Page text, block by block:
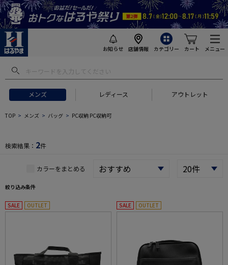
お知らせ 店舗情報 カテゴリー カート メニュー
メンズ レディース アウトレット
フトにおすすめ #セットアップ スーツ
TOP メンズ バッグ PC収納 PC収納可
検索結果： 2件
カラーをまとめる
絞り込み条件
SALE OUTLET SALE OUTLET